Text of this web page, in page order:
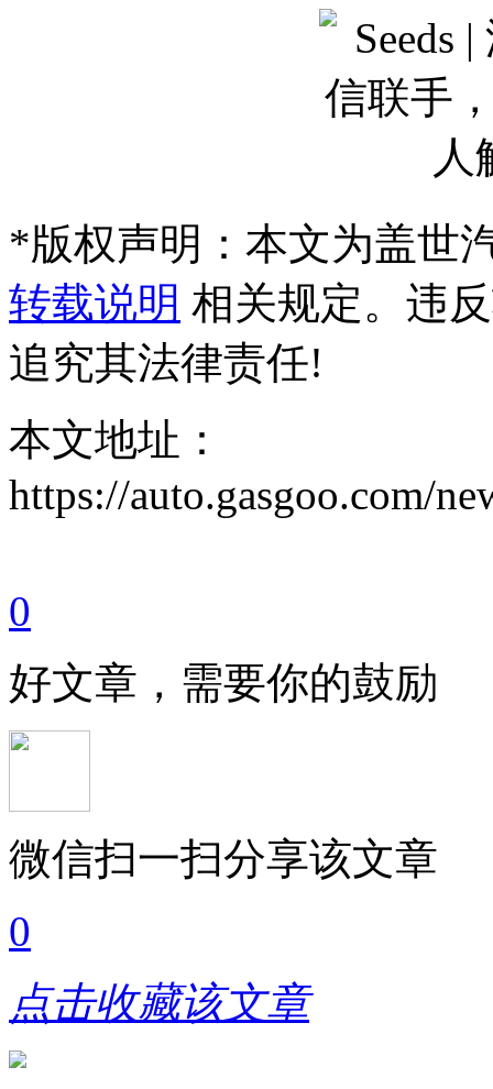
*版权声明：本文为盖世
转载说明 相关规定。违
追究其法律责任!
本文地址：
https://auto.gasgoo.com/
0
好文章，需要你的鼓励
微信扫一扫分享该文章
0
点击收藏该文章